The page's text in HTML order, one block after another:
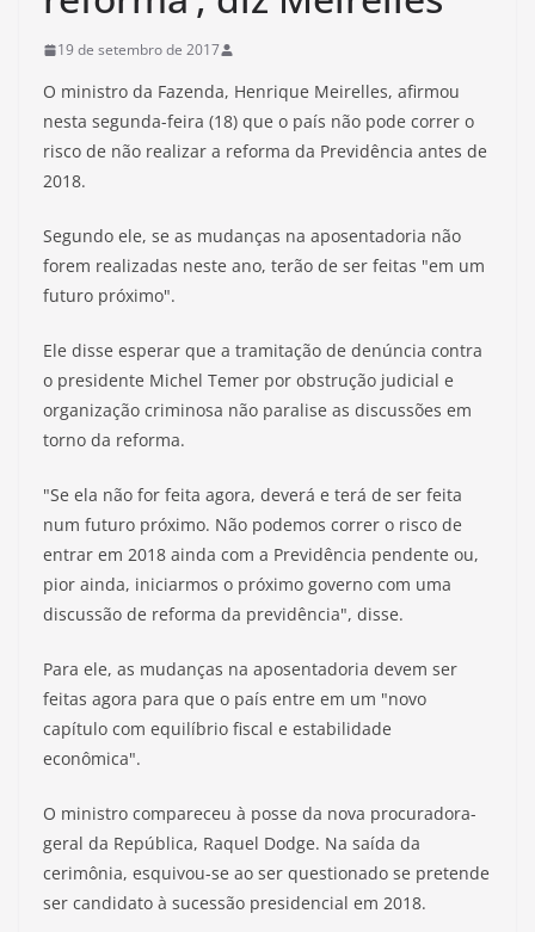
19 de setembro de 2017
O ministro da Fazenda, Henrique Meirelles, afirmou
nesta segunda-feira (18) que o país não pode correr o
risco de não realizar a reforma da Previdência antes de
2018.
Segundo ele, se as mudanças na aposentadoria não
forem realizadas neste ano, terão de ser feitas "em um
futuro próximo".
Ele disse esperar que a tramitação de denúncia contra
o presidente Michel Temer por obstrução judicial e
organização criminosa não paralise as discussões em
torno da reforma.
"Se ela não for feita agora, deverá e terá de ser feita
num futuro próximo. Não podemos correr o risco de
entrar em 2018 ainda com a Previdência pendente ou,
pior ainda, iniciarmos o próximo governo com uma
discussão de reforma da previdência", disse.
Para ele, as mudanças na aposentadoria devem ser
feitas agora para que o país entre em um "novo
capítulo com equilíbrio fiscal e estabilidade
econômica".
O ministro compareceu à posse da nova procuradora-
geral da República, Raquel Dodge. Na saída da
cerimônia, esquivou-se ao ser questionado se pretende
ser candidato à sucessão presidencial em 2018.